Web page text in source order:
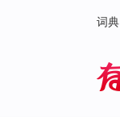
词典